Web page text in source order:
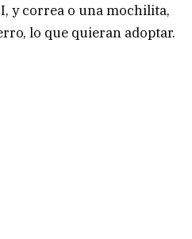
y correa o una mochilita,
lo que quieran adoptar.